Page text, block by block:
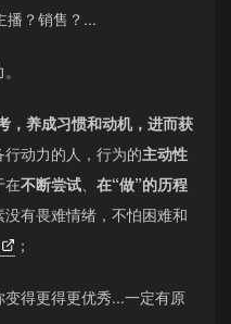
播？销售？...
，养成习惯和动机，进而获
行动力的人，行为的主动性
在不断尝试
在“做”的历程
没有畏难情绪，不怕困难和
；
得更得更优秀...一定有原